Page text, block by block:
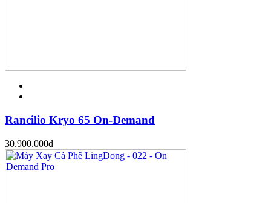
Rancilio Kryo 65 On-Demand
30.900.000đ